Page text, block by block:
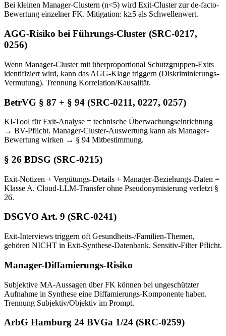
Bei kleinen Manager-Clustern (n<5) wird Exit-Cluster zur de-facto-
Bewertung einzelner FK. Mitigation: k≥5 als Schwellenwert.
AGG-Risiko bei Führungs-Cluster (SRC-0217,
0256)
Wenn Manager-Cluster mit überproportional Schutzgruppen-Exits
identifiziert wird, kann das AGG-Klage triggern (Diskriminierungs-
Vermutung). Trennung Korrelation/Kausalität.
BetrVG § 87 + § 94 (SRC-0211, 0227, 0257)
KI-Tool für Exit-Analyse = technische Überwachungseinrichtung
→ BV-Pflicht. Manager-Cluster-Auswertung kann als Manager-
Bewertung wirken → § 94 Mitbestimmung.
§ 26 BDSG (SRC-0215)
Exit-Notizen + Vergütungs-Details + Manager-Beziehungs-Daten =
Klasse A. Cloud-LLM-Transfer ohne Pseudonymisierung verletzt §
26.
DSGVO Art. 9 (SRC-0241)
Exit-Interviews triggern oft Gesundheits-/Familien-Themen,
gehören NICHT in Exit-Synthese-Datenbank. Sensitiv-Filter Pflicht.
Manager-Diffamierungs-Risiko
Subjektive MA-Aussagen über FK können bei ungeschützter
Aufnahme in Synthese eine Diffamierungs-Komponente haben.
Trennung Subjektiv/Objektiv im Prompt.
ArbG Hamburg 24 BVGa 1/24 (SRC-0259)